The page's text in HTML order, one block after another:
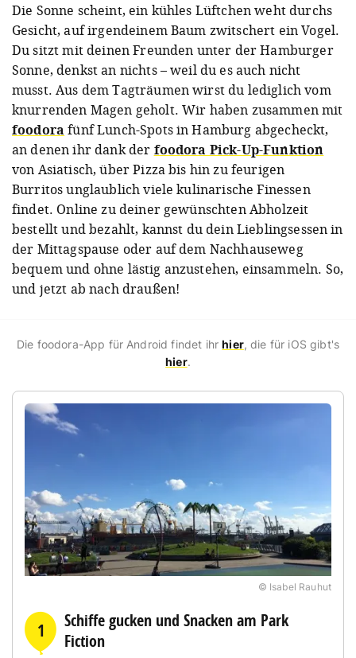
Die Sonne scheint, ein kühles Lüftchen weht durchs
Gesicht, auf irgendeinem Baum zwitschert ein Vogel.
Du sitzt mit deinen Freunden unter der Hamburger
Sonne, denkst an nichts – weil du es auch nicht
musst. Aus dem Tagträumen wirst du lediglich vom
knurrenden Magen geholt. Wir haben zusammen mit
foodora fünf Lunch-Spots in Hamburg abgecheckt,
an denen ihr dank der foodora Pick-Up-Funktion
von Asiatisch, über Pizza bis hin zu feurigen
Burritos unglaublich viele kulinarische Finessen
findet. Online zu deiner gewünschten Abholzeit
bestellt und bezahlt, kannst du dein Lieblingsessen in
der Mittagspause oder auf dem Nachhauseweg
bequem und ohne lästig anzustehen, einsammeln. So,
und jetzt ab nach draußen!
Die foodora-App für Android findet ihrhier, die für iOS gibt's
hier.
© Isabel Rauhut
1
Schiffe gucken und Snacken am Park
Fiction